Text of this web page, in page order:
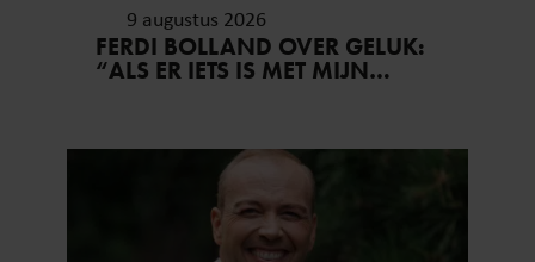
9 augustus 2026
FERDI BOLLAND OVER GELUK:
“ALS ER IETS IS MET MIJN